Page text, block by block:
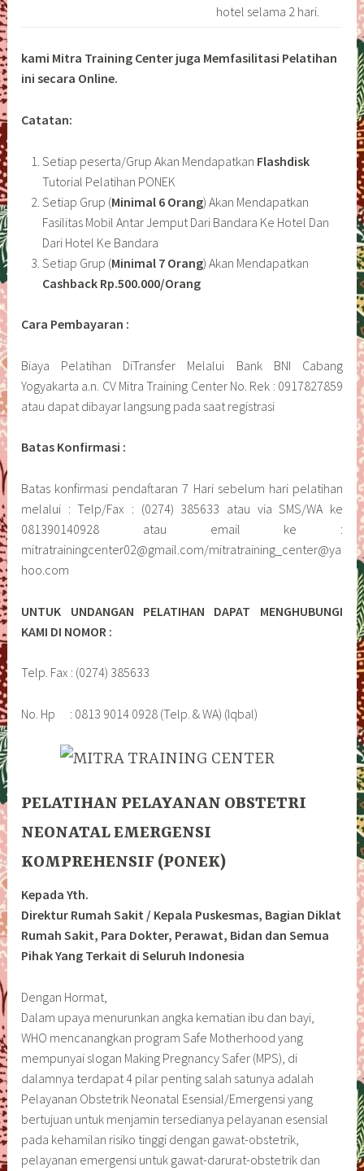
hotel selama 2 hari.
kami Mitra Training Center juga Memfasilitasi Pelatihan
ini secara Online.
Catatan:
Setiap peserta/Grup Akan Mendapatkan Flashdisk
Tutorial Pelatihan PONEK
Setiap Grup (Minimal 6 Orang) Akan Mendapatkan
Fasilitas Mobil Antar Jemput Dari Bandara Ke Hotel Dan
Dari Hotel Ke Bandara
Setiap Grup (Minimal 7 Orang) Akan Mendapatkan
Cashback Rp.500.000/Orang
Cara Pembayaran :
Biaya Pelatihan DiTransfer Melalui Bank BNI Cabang
Yogyakarta a.n. CV Mitra Training Center No. Rek : 0917827859
atau dapat dibayar langsung pada saat registrasi
Batas Konfirmasi :
Batas konfirmasi pendaftaran 7 Hari sebelum hari pelatihan
melalui : Telp/Fax : (0274) 385633 atau via SMS/WA ke
081390140928 atau email ke :
mitratrainingcenter02@gmail.com/mitratraining_center@ya
hoo.com
UNTUK UNDANGAN PELATIHAN DAPAT MENGHUBUNGI
KAMI DI NOMOR :
Telp. Fax : (0274) 385633
No. Hp : 0813 9014 0928 (Telp. & WA) (Iqbal)
PELATIHAN PELAYANAN OBSTETRI
NEONATAL EMERGENSI
KOMPREHENSIF (PONEK)
Kepada Yth.
Direktur Rumah Sakit / Kepala Puskesmas, Bagian Diklat
Rumah Sakit, Para Dokter, Perawat, Bidan dan Semua
Pihak Yang Terkait di Seluruh Indonesia
Dengan Hormat,
Dalam upaya menurunkan angka kematian ibu dan bayi,
WHO mencanangkan program Safe Motherhood yang
mempunyai slogan Making Pregnancy Safer (MPS), di
dalamnya terdapat 4 pilar penting salah satunya adalah
Pelayanan Obstetrik Neonatal Esensial/Emergensi yang
bertujuan untuk menjamin tersedianya pelayanan esensial
pada kehamilan risiko tinggi dengan gawat-obstetrik,
pelayanan emergensi untuk gawat-darurat-obstetrik dan